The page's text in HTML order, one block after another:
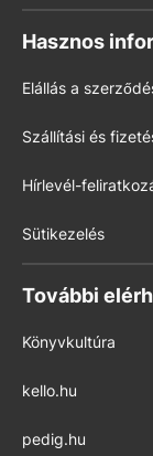
Hasznos
Elállás a
Szállítási és
Hírlevél-
Sütikezelés
További
Könyvkultúra
kello.hu
pedig.hu